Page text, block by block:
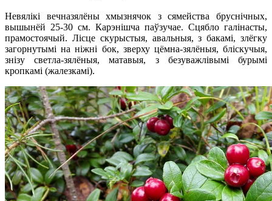
Невялікі вечназялёны хмызнячок з сямейства бруснічных,
вышынёй 25-30 см. Карэнішча паўзучае. Сцябло галінасты,
прамостоячый. Лісце скурыстыя, авальныя, з бакамі, злёгку
загорнутымі на ніжні бок, зверху цёмна-зялёныя, бліскучыя,
знізу светла-зялёныя, матавыя, з безуважлівымі бурымі
кропкамі (жалезкамі).